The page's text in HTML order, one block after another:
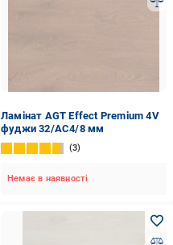
Ламінат AGT Effect Premium 4V
фуджи 32/АС4/8 мм
3
Немає в наявності